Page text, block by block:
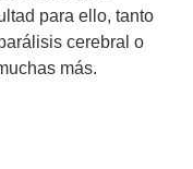
para ello, tanto
cerebral o
más.